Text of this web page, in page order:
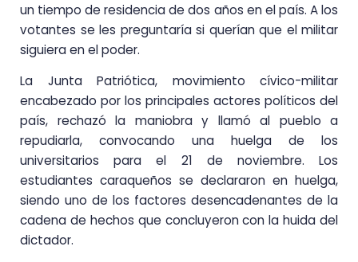
un tiempo de residencia de dos años en el país. A los
votantes se les preguntaría si querían que el militar
siguiera en el poder.
La Junta Patriótica, movimiento cívico-militar
encabezado por los principales actores políticos del
país, rechazó la maniobra y llamó al pueblo a
repudiarla, convocando una huelga de los
universitarios para el 21 de noviembre. Los
estudiantes caraqueños se declararon en huelga,
siendo uno de los factores desencadenantes de la
cadena de hechos que concluyeron con la huida del
dictador.